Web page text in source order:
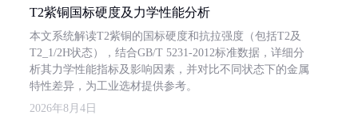
T2紫铜国标硬度及力学性能分析
本文系统解读T2紫铜的国标硬度和抗拉强度（包括T2及
T2_1/2H状态），结合GB/T 5231-2012标准数据，详细分
析其力学性能指标及影响因素，并对比不同状态下的金属
特性差异，为工业选材提供参考。
2026年8月4日